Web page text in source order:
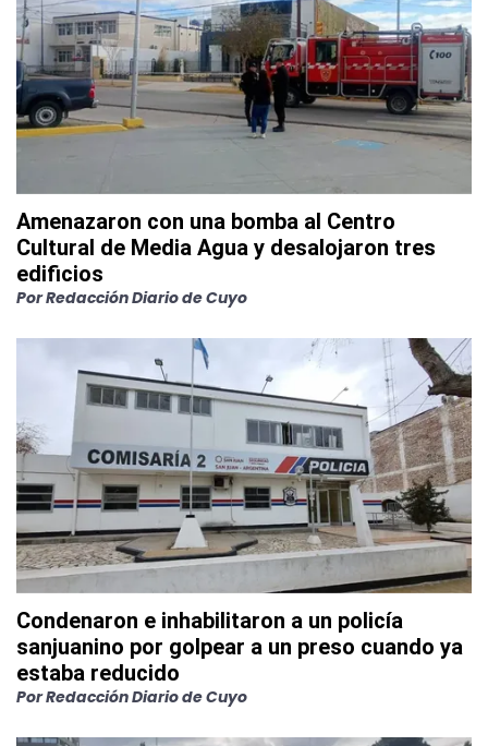
Amenazaron con una bomba al Centro
Cultural de Media Agua y desalojaron tres
edificios
PorRedacción Diario de Cuyo
Condenaron e inhabilitaron a un policía
sanjuanino por golpear a un preso cuando ya
estaba reducido
PorRedacción Diario de Cuyo